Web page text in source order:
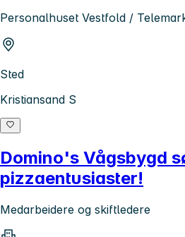
Personalhuset Vestfold /
Sted
Kristiansand S
Domino's Vågsbygd
pizzaentusiaster!
Medarbeidere og skiftledere